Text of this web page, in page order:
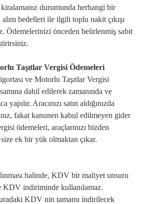
durumunda herhangi bir
alım bedelleri ile ilgili toplu nakit çıkışı
Ödemelerinizi önceden belirlenmiş sabit
Taşıtlar Vergisi Ödemeleri
ve Motorlu Taşıtlar Vergisi
dahil edilerek zamanında ve
yapılır. Aracınızı satın aldığınızda
fakat kanunen kabul edilmeyen gider
ödemeleri, araçlarınızı bizden
ek bir yük olmaktan çıkar.
halinde, KDV bir maliyet unsuru
KDV indiriminde kullanılamaz.
KDV nin tamamı indirilecek